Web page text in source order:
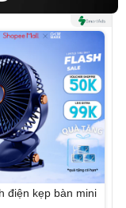
điện kẹp bàn mini